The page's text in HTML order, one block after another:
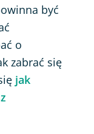
być
o
zabrać się
jak